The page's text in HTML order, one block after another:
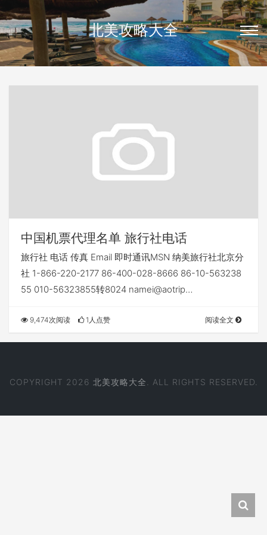
北美攻略大全
中国机票代理名单 旅行社电话
旅行社 电话 传真 Email 即时通讯MSN 纳美旅行社北京分
社 1-866-220-2177 86-400-028-8666 86-10-563238
55 010-56323855转8024 namei@aotrip…
9,474次阅读 1人点赞 阅读全文
COPYRIGHT 2026 北美攻略大全 . ALL RIGHTS RESERVED.